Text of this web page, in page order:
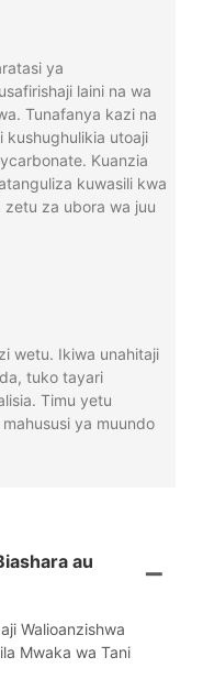
ya
laini na wa
Tunafanya kazi na
kushughulikia utoaji
Kuanzia
kuwasili kwa
za ubora wa juu
wetu. Ikiwa unahitaji
tuko tayari
Timu yetu
ya muundo
au
Walioanzishwa
Mwaka wa Tani